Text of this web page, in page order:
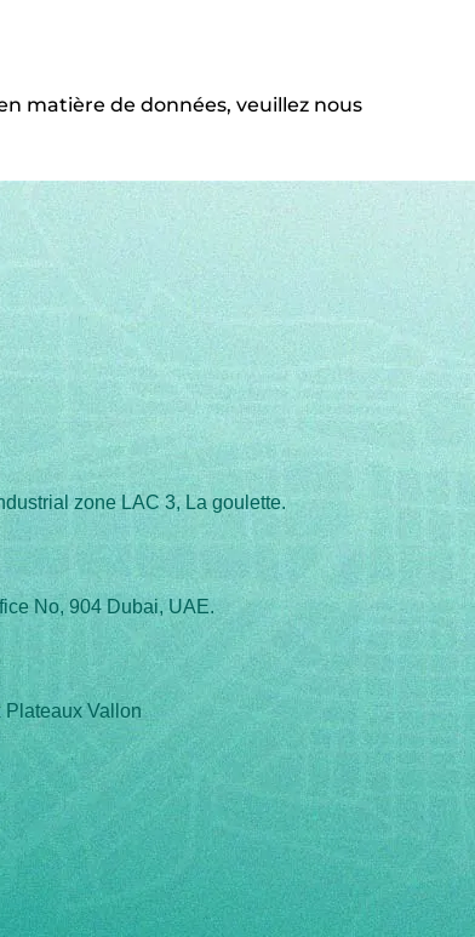
matière de données, veuillez nous
zone LAC 3, La goulette.
No, 904 Dubai, UAE.
Vallon